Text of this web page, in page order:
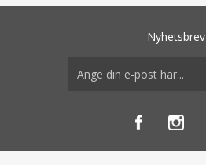
Nyhetsbrev